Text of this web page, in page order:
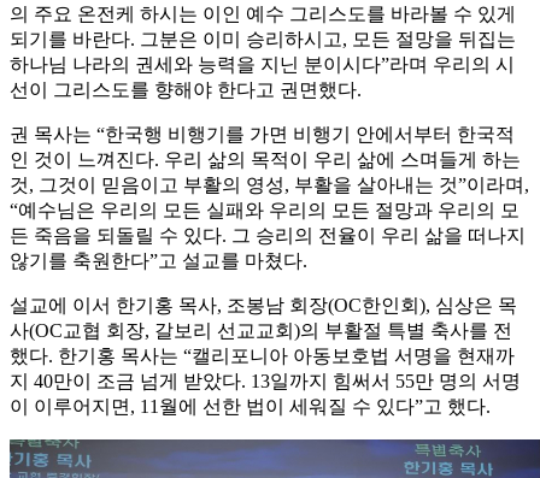
의 주요 온전케 하시는 이인 예수 그리스도를 바라볼 수 있게
되기를 바란다. 그분은 이미 승리하시고, 모든 절망을 뒤집는
하나님 나라의 권세와 능력을 지닌 분이시다”라며 우리의 시
선이 그리스도를 향해야 한다고 권면했다.
권 목사는 “한국행 비행기를 가면 비행기 안에서부터 한국적
인 것이 느껴진다. 우리 삶의 목적이 우리 삶에 스며들게 하는
것, 그것이 믿음이고 부활의 영성, 부활을 살아내는 것”이라며,
“예수님은 우리의 모든 실패와 우리의 모든 절망과 우리의 모
든 죽음을 되돌릴 수 있다. 그 승리의 전율이 우리 삶을 떠나지
않기를 축원한다”고 설교를 마쳤다.
설교에 이서 한기홍 목사, 조봉남 회장(OC한인회), 심상은 목
사(OC교협 회장, 갈보리 선교교회)의 부활절 특별 축사를 전
했다. 한기홍 목사는 “캘리포니아 아동보호법 서명을 현재까
지 40만이 조금 넘게 받았다. 13일까지 힘써서 55만 명의 서명
이 이루어지면, 11월에 선한 법이 세워질 수 있다”고 했다.